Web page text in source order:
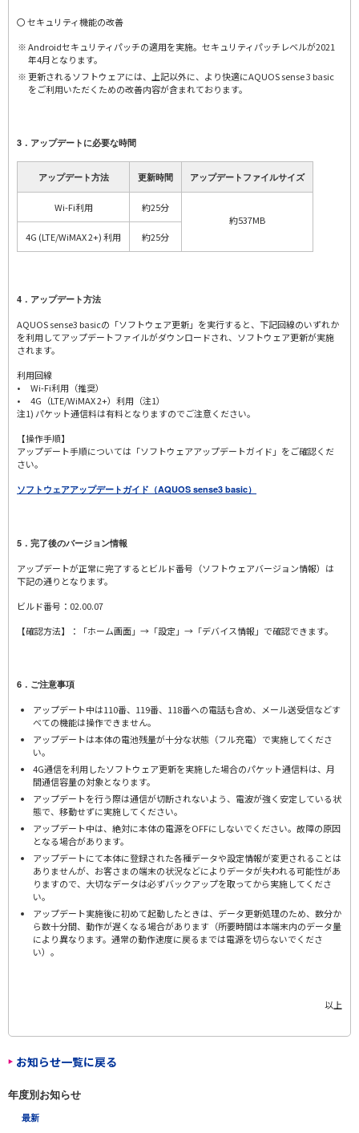
〇 セキュリティ機能の改善
Androidセキュリティパッチの適用を実施。セキュリティパッチレベルが2021
年4月となります。
更新されるソフトウェアには、上記以外に、より快適にAQUOS sense 3 basic
をご利用いただくための改善内容が含まれております。
3．アップデートに必要な時間
アップデート方法 更新時間 アップデートファイルサイズ
Wi-Fi利用
約25分
約537MB
4G (LTE/WiMAX 2+) 利用
約25分
4．アップデート方法
AQUOS sense3 basicの「ソフトウェア更新」を実行すると、下記回線のいずれか
を利用してアップデートファイルがダウンロードされ、ソフトウェア更新が実施
されます。
利用回線
• Wi-Fi利用（推奨）
• 4G（LTE/WiMAX 2+）利用（注1）
注1) パケット通信料は有料となりますのでご注意ください。
【操作手順】
アップデート手順については「ソフトウェアアップデートガイド」をご確認くだ
さい。
ソフトウェアアップデートガイド（AQUOS sense3 basic）
5．完了後のバージョン情報
アップデートが正常に完了するとビルド番号（ソフトウェアバージョン情報）は
下記の通りとなります。
ビルド番号：02.00.07
【確認方法】：「ホーム画面」→「設定」→「デバイス情報」で確認できます。
6．ご注意事項
アップデート中は110番、119番、118番への電話も含め、メール送受信などす
べての機能は操作できません。
アップデートは本体の電池残量が十分な状態（フル充電）で実施してくださ
い。
4G通信を利用したソフトウェア更新を実施した場合のパケット通信料は、月
間通信容量の対象となります。
アップデートを行う際は通信が切断されないよう、電波が強く安定している状
態で、移動せずに実施してください。
アップデート中は、絶対に本体の電源をOFFにしないでください。故障の原因
となる場合があります。
アップデートにて本体に登録された各種データや設定情報が変更されることは
ありませんが、お客さまの端末の状況などによりデータが失われる可能性があ
りますので、大切なデータは必ずバックアップを取ってから実施してくださ
い。
アップデート実施後に初めて起動したときは、データ更新処理のため、数分か
ら数十分間、動作が遅くなる場合があります（所要時間は本端末内のデータ量
により異なります。通常の動作速度に戻るまでは電源を切らないでくださ
い）。
以上
お知らせ一覧に戻る
年度別お知らせ
最新